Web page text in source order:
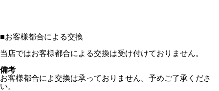
■お客様都合による交換
当店ではお客様都合による交換は受け付けておりません。
備考
お客様都合によ交換は承っておりません。予めご了承くださ
い。